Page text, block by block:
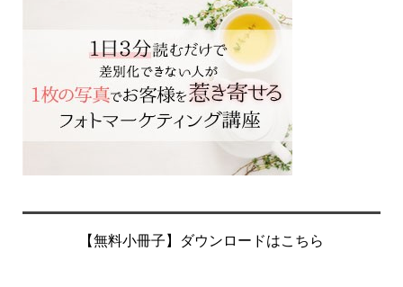
【無料小冊子】ダウンロードはこちら